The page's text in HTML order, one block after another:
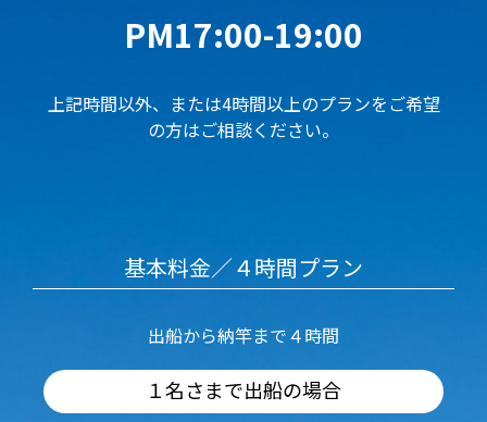
PM17:00-19:00
上記時間以外、または4時間以上のプランをご希望
の方はご相談ください。
基本料金／４時間プラン
出船から納竿まで４時間
１名さまで出船の場合